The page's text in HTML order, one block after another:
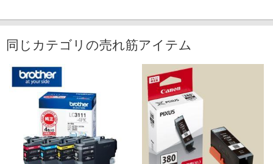
同じカテゴリの売れ筋アイテム